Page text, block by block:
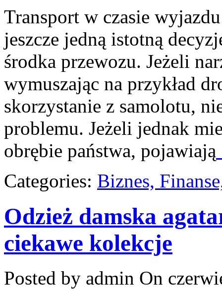
Transport w czasie
jeszcze jedną istotną
środka przewozu. Jeżeli
wymuszając na przykład
skorzystanie z samolotu,
problemu. Jeżeli jednak
obrębie państwa, pojawiają
Categories: Biznes,
Odzież damska
ciekawe kolekcje
Posted by admin On